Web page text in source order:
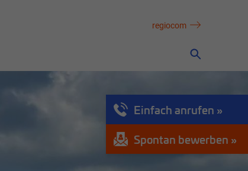
regiocom
Einfach anrufen
Spontan bewerben